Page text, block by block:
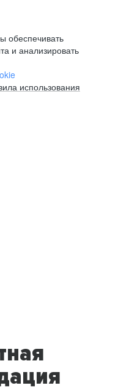
обеспечивать
и анализировать
использования